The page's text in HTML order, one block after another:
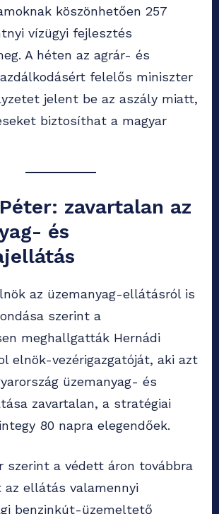
köszönhetően 257
vízügyi fejlesztés
A héten az agrár- és
felelős miniszter
jelent be az aszály miatt,
biztosíthat a magyar
zavartalan az
és
az üzemanyag-ellátásról is
szerint a
meghallgatták Hernádi
elnök-vezérigazgatóját, aki azt
üzemanyag- és
zavartalan, a stratégiai
80 napra elegendőek.
szerint a védett áron továbbra
ellátás valamennyi
benzinkút-üzemeltető